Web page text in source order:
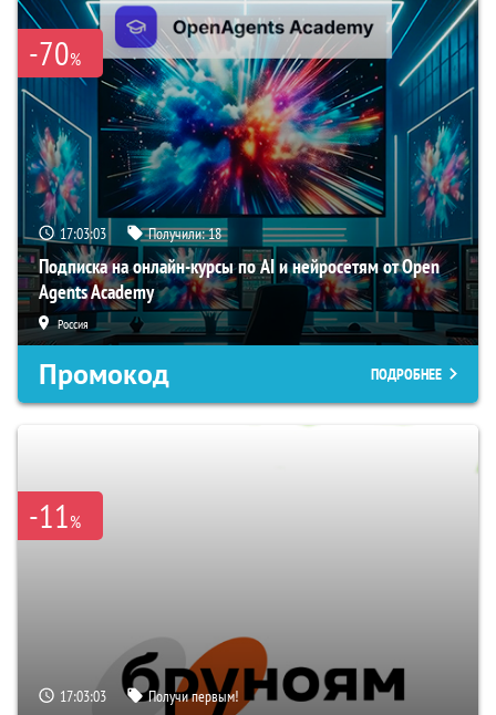
-70%
17:03:02 Получили:18
Подписка на онлайн-курсы по AI и нейросетям от Open
Agents Academy
Россия
Промокод ПОДРОБНЕЕ
-11%
17:03:02 Получи первым!